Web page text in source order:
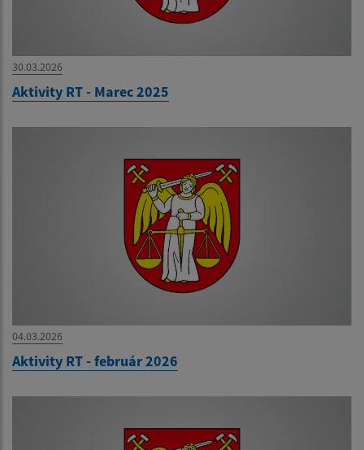
30.03.2026
Aktivity RT - Marec 2025
04.03.2026
Aktivity RT - február 2026